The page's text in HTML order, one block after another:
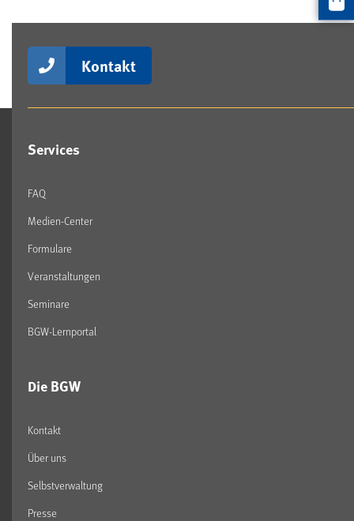
Kontakt
Services
FAQ
Medien-Center
Formulare
Veranstaltungen
Seminare
BGW-Lernportal
Die BGW
Kontakt
Über uns
Selbstverwaltung
Presse
Artikel